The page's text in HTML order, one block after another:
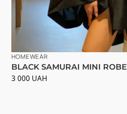
HOMEWEAR
BLACK SAMURAI MINI ROBE
3 000 UAH